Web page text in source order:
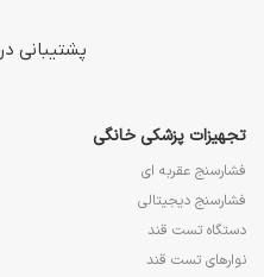
پشتیبانی
تجهیزات پزشکی خانگی
فشارسنج عقربه ای
فشارسنج دیجیتالی
دستگاه تست قند
نوارهای تست قند